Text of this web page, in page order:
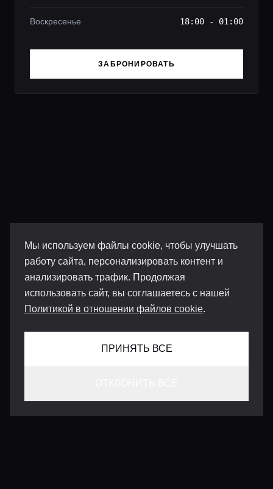
Мы используем файлы cookie, чтобы улучшать
работу сайта, персонализировать контент и
анализировать трафик. Продолжая
использовать сайт, вы соглашаетесь с нашей
Политикой в отношении файлов cookie.
ПРИНЯТЬ ВСЕ
Воскресенье 18:00 - 01:00
ЗАБРОНИРОВАТЬ